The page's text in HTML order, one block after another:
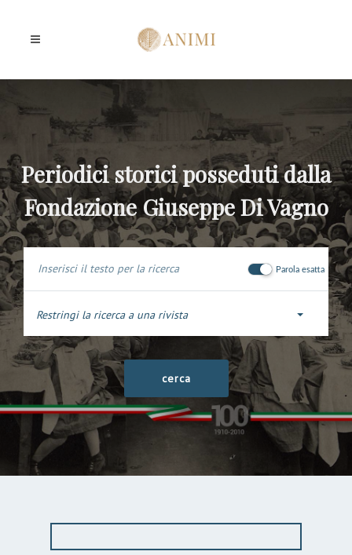
Periodici storici posseduti dalla
Fondazione Giuseppe Di Vagno
Parola esatta
Restringi la ricerca a una rivista